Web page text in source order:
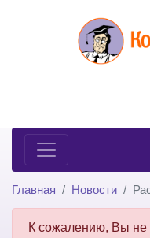
Главная Новости
К сожалению, Вы не